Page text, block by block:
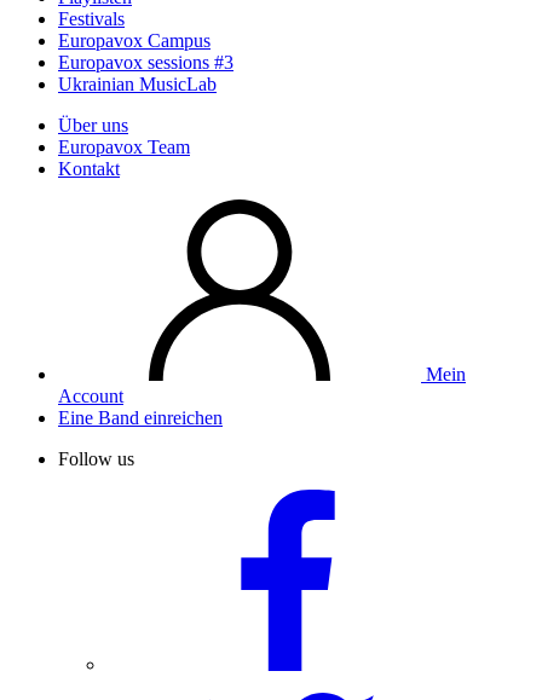
Festivals
Europavox Campus
Europavox sessions #3
Ukrainian MusicLab
Über uns
Europavox Team
Kontakt
Mein
Account
Eine Band einreichen
Follow us